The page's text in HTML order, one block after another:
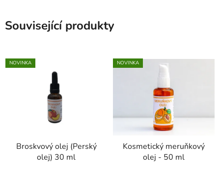
Související produkty
NOVINKA
Broskvový olej (Perský
olej) 30 ml
NOVINKA
Kosmetický meruňkový
olej - 50 ml